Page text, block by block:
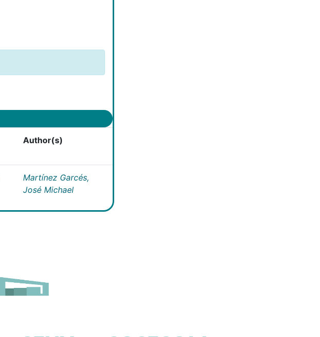
Author(s)
Martínez Garcés,
José Michael